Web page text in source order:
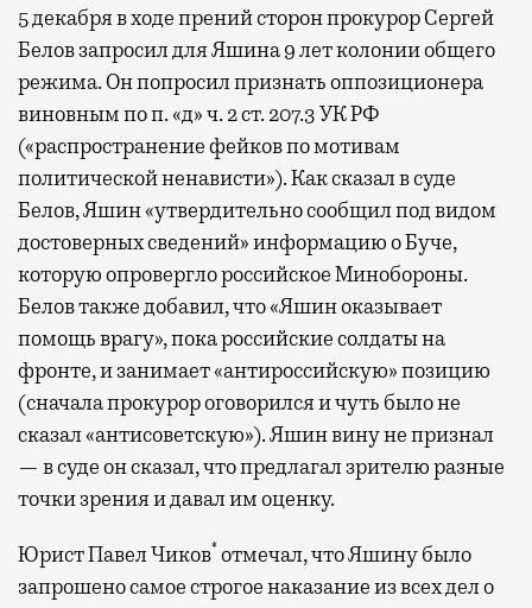
5 декабря в ходе прений сторон прокурор Сергей
Белов запросил для Яшина 9 лет колонии общего
режима. Он попросил признать оппозиционера
виновным по п. «д» ч. 2 ст. 207.3 УК РФ
(«распространение фейков по мотивам
политической ненависти»). Как сказал в суде
Белов, Яшин «утвердительно сообщил под видом
достоверных сведений» информацию о Буче,
которую опровергло российское Минобороны.
Белов также добавил, что «Яшин оказывает
помощь врагу», пока российские солдаты на
фронте, и занимает «антироссийскую» позицию
(сначала прокурор оговорился и чуть было не
сказал «антисоветскую»). Яшин вину не признал
— в суде он сказал, что предлагал зрителю разные
точки зрения и давал им оценку.
Юрист Павел Чиков*отмечал, что Яшину было
запрошено самое строгое наказание из всех дел о